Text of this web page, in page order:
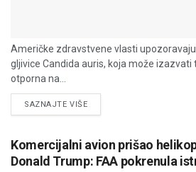
Američke zdravstvene vlasti
gljivice Candida auris, koja može izazvati
otporna na...
SAZNAJTE VIŠEDETAILS
Komercijalni avion prišao
Donald Trump: FAA pokrenula